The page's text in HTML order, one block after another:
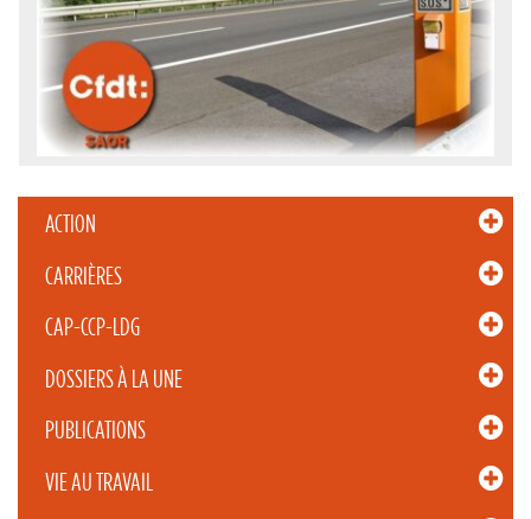
ACTION
CARRIÈRES
CAP-CCP-LDG
DOSSIERS À LA UNE
PUBLICATIONS
VIE AU TRAVAIL